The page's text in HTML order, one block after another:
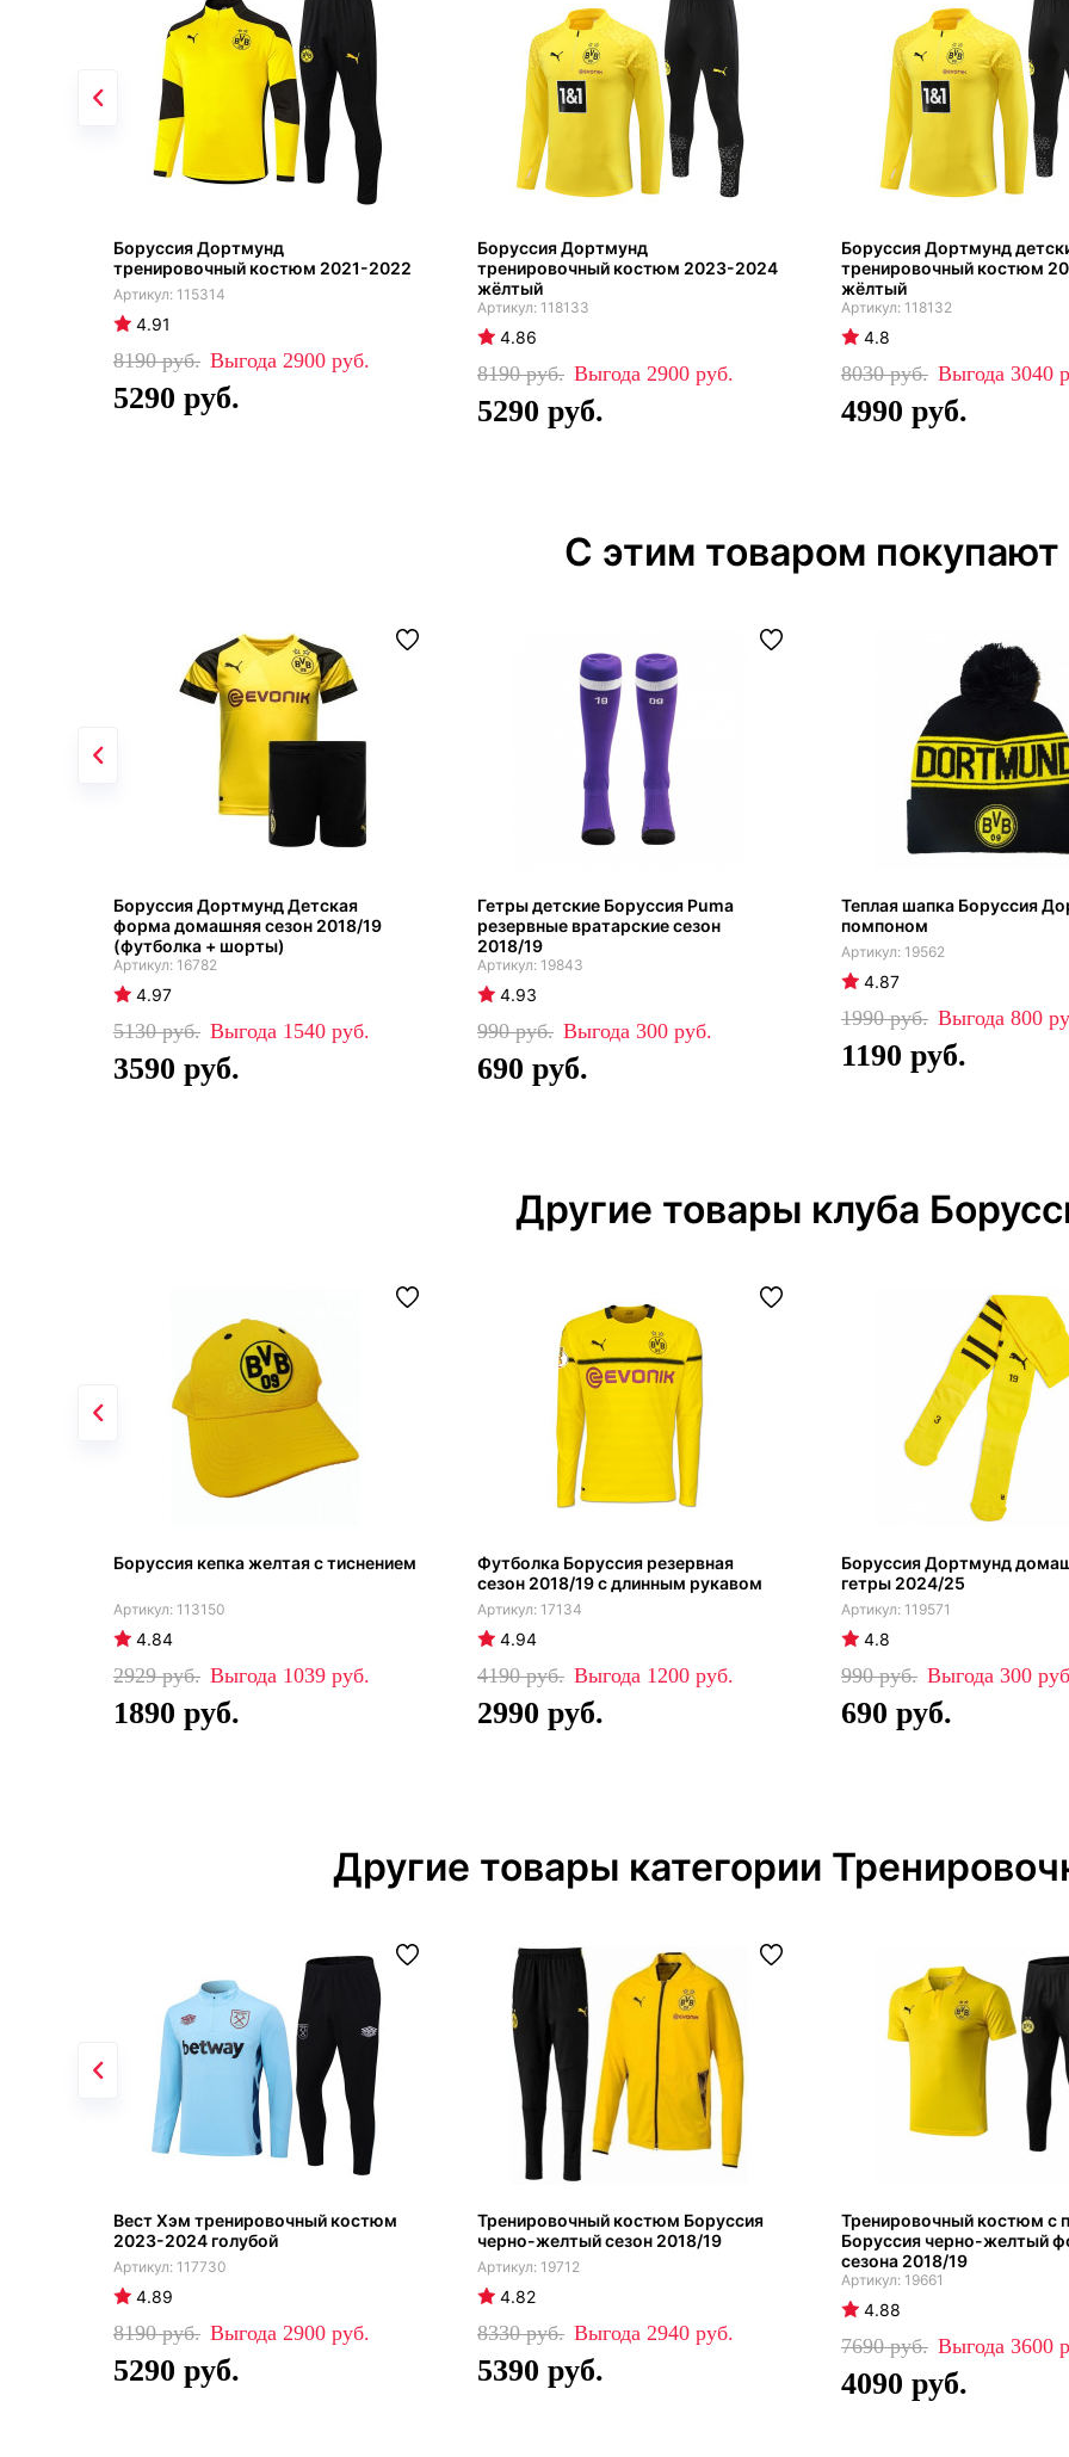
Боруссия Дортмунд
тренировочный костюм 2021-2022
115314
4.91
8190 2900
5290
Боруссия Дортмунд
тренировочный костюм 2023-2024
жёлтый
118133
4.86
8190 2900
5290
Боруссия Дортмунд
тренировочный костюм
жёлтый
118132
4.8
8030 3040
4990
С этим товаром покупают
Боруссия Дортмунд Детская
форма домашняя сезон 2018/19
(футболка + шорты)
16782
4.97
5130 1540
3590
Гетры детские Боруссия Puma
резервные вратарские сезон
2018/19
19843
4.93
990 300
690
Теплая шапка Боруссия
помпоном
19562
4.87
1990 800
1190
Другие товары клуба
Боруссия кепка желтая с тиснением
113150
4.84
2929 1039
1890
Футболка Боруссия резервная
сезон 2018/19 с длинным рукавом
17134
4.94
4190 1200
2990
Боруссия Дортмунд
гетры 2024/25
119571
4.8
990 300
690
Другие товары категории
Вест Хэм тренировочный костюм
2023-2024 голубой
117730
4.89
8190 2900
5290
Тренировочный костюм Боруссия
черно-желтый сезон 2018/19
19712
4.82
8330 2940
5390
Тренировочный костюм с
Боруссия черно-желтый
сезона 2018/19
19661
4.88
7690 3600
4090